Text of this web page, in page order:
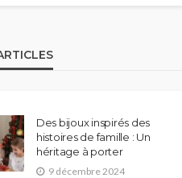
Des bijoux inspirés des
histoires de famille : Un
héritage à porter
9 décembre 2024